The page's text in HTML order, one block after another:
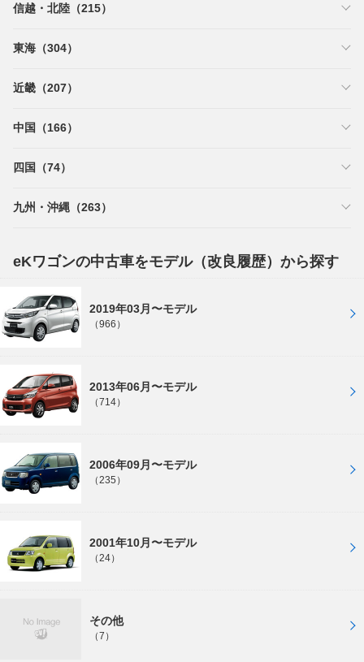
信越・北陸（215）
東海（304）
近畿（207）
中国（166）
四国（74）
九州・沖縄（263）
eKワゴンの中古車をモデル（改良履歴）から探す
2019年03月〜モデル
（966）
2013年06月〜モデル
（714）
2006年09月〜モデル
（235）
2001年10月〜モデル
（24）
その他
（7）